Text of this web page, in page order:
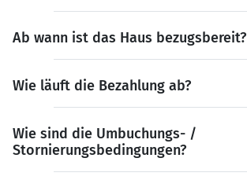
Ab wann ist das Haus bezugsbereit?
Wie läuft die Bezahlung ab?
Wie sind die Umbuchungs- /
Stornierungsbedingungen?